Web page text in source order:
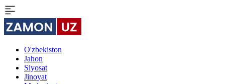
O'zbekiston
Jahon
Siyosat
Jinoyat